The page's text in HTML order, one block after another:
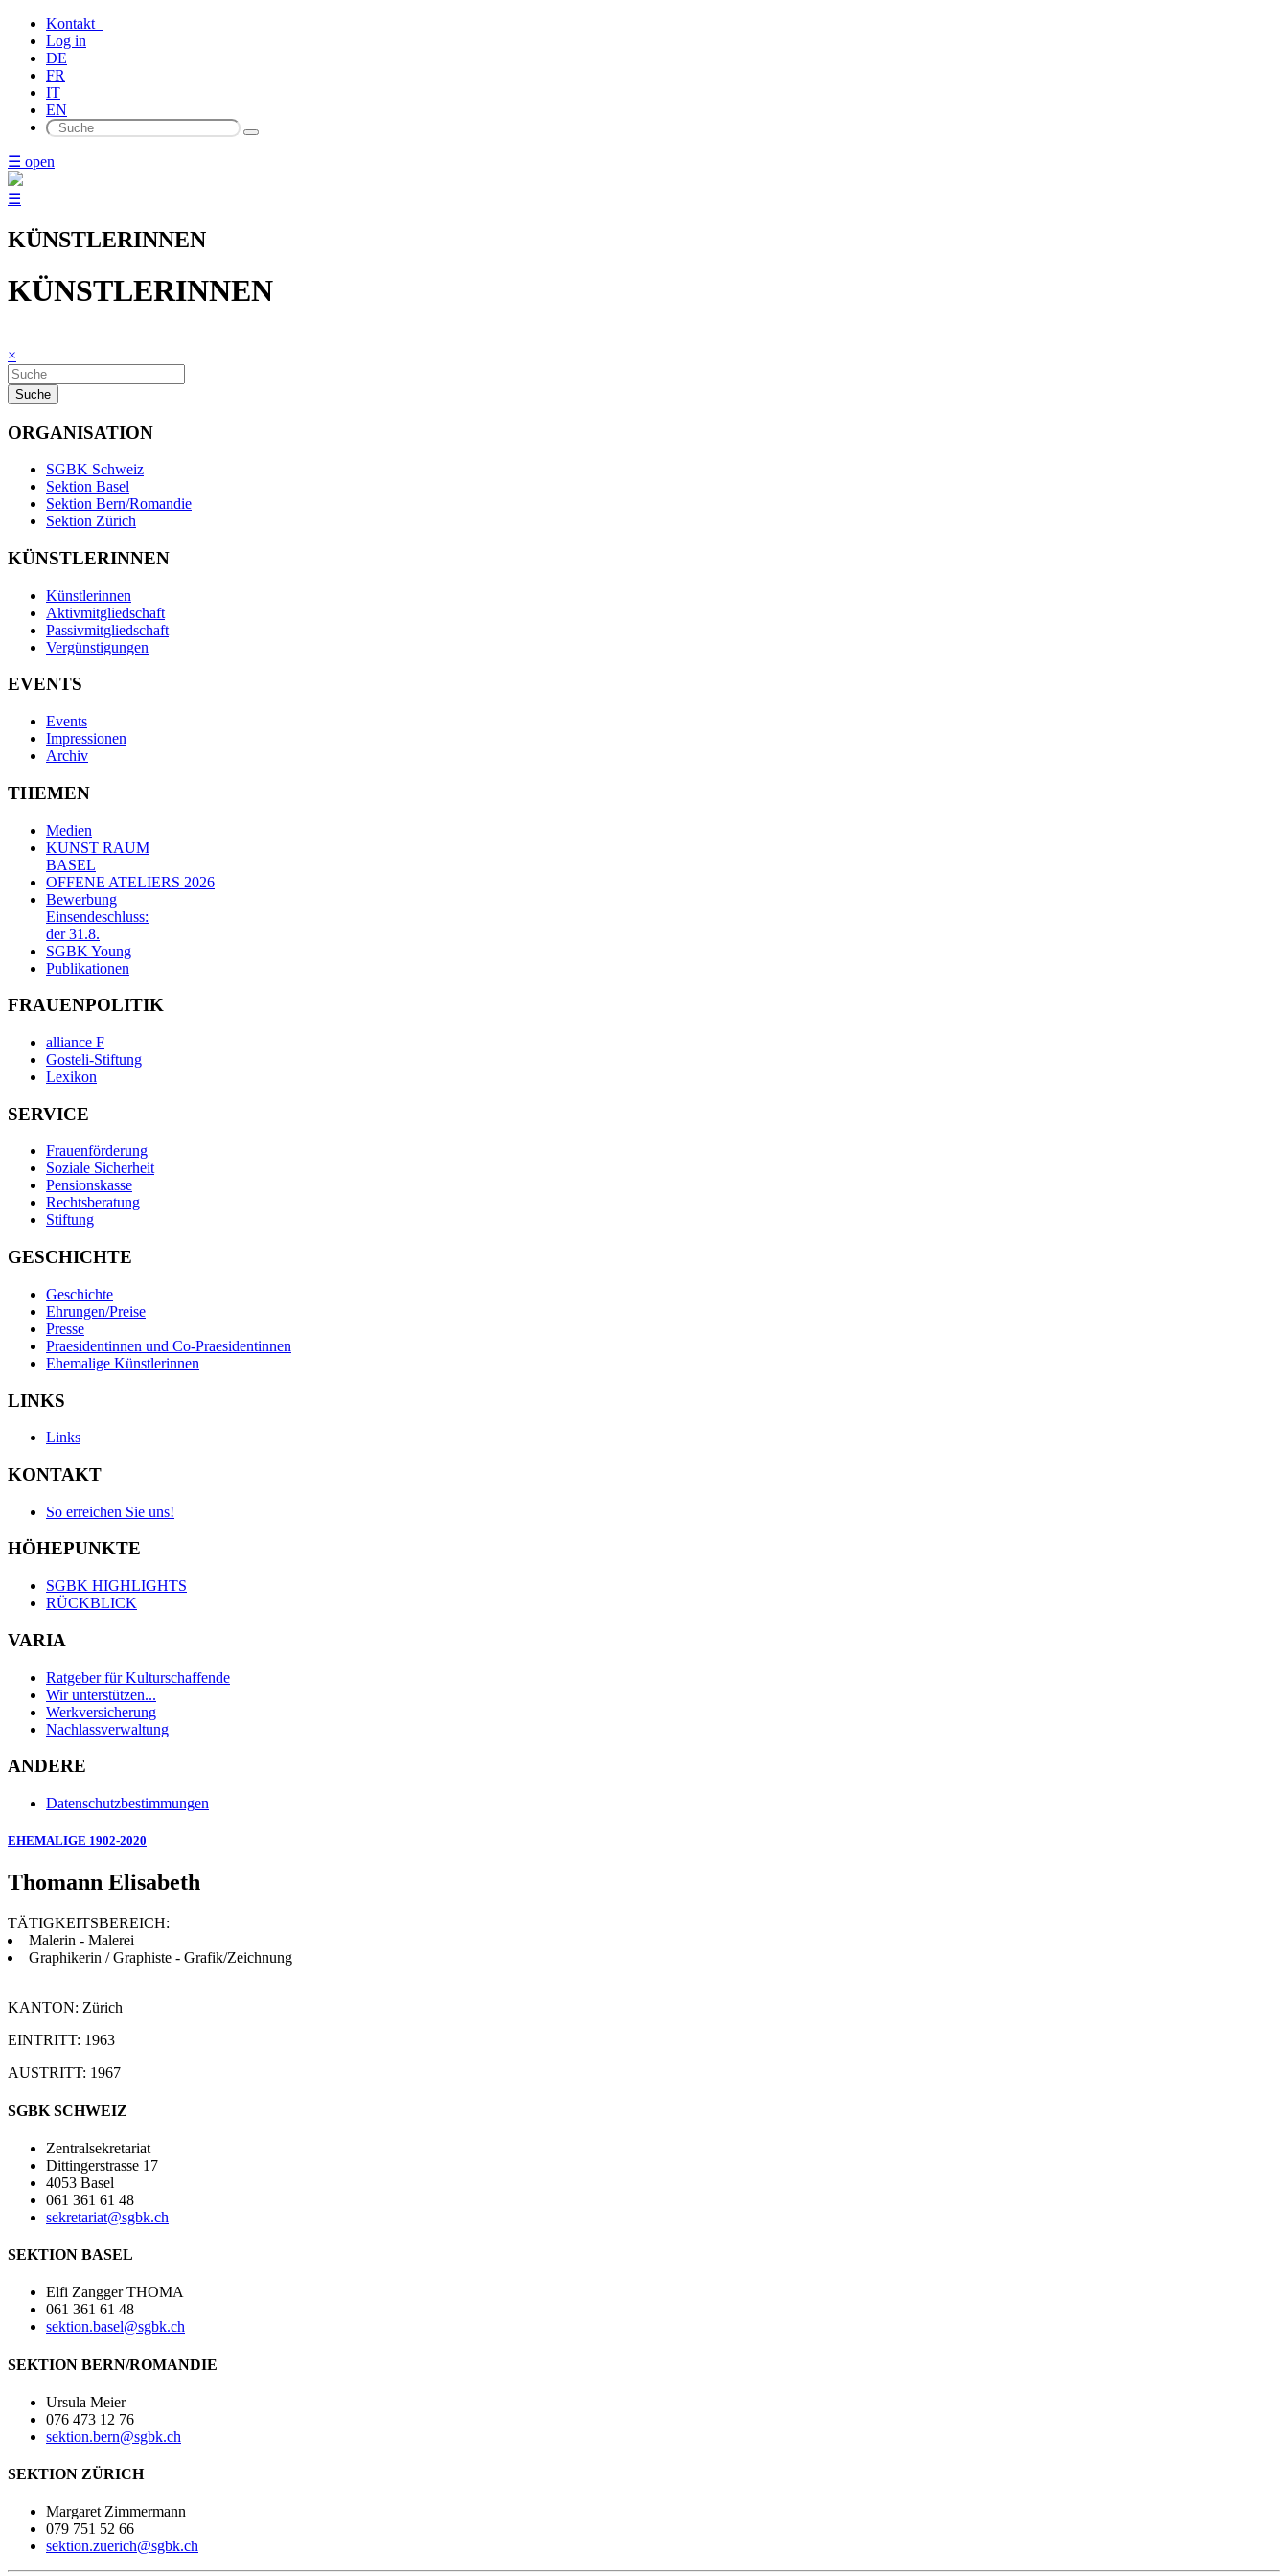
Kontakt
Log in
DE
FR
IT
EN
☰ open
☰
KÜNSTLERINNEN
KÜNSTLERINNEN
×
Suche
ORGANISATION
SGBK Schweiz
Sektion Basel
Sektion Bern/Romandie
Sektion Zürich
KÜNSTLERINNEN
Künstlerinnen
Aktivmitgliedschaft
Passivmitgliedschaft
Vergünstigungen
EVENTS
Events
Impressionen
Archiv
THEMEN
Medien
KUNST RAUM
BASEL
OFFENE ATELIERS 2026
Bewerbung
Einsendeschluss:
der 31.8.
SGBK Young
Publikationen
FRAUENPOLITIK
alliance F
Gosteli-Stiftung
Lexikon
SERVICE
Frauenförderung
Soziale Sicherheit
Pensionskasse
Rechtsberatung
Stiftung
GESCHICHTE
Geschichte
Ehrungen/Preise
Presse
Praesidentinnen und Co-Praesidentinnen
Ehemalige Künstlerinnen
LINKS
Links
KONTAKT
So erreichen Sie uns!
HÖHEPUNKTE
SGBK HIGHLIGHTS
RÜCKBLICK
VARIA
Ratgeber für Kulturschaffende
Wir unterstützen...
Werkversicherung
Nachlassverwaltung
ANDERE
Datenschutzbestimmungen
EHEMALIGE 1902-2020
Thomann Elisabeth
TÄTIGKEITSBEREICH:
Malerin - Malerei
Graphikerin / Graphiste - Grafik/Zeichnung
KANTON: Zürich
EINTRITT: 1963
AUSTRITT: 1967
SGBK SCHWEIZ
Zentralsekretariat
Dittingerstrasse 17
4053 Basel
061 361 61 48
sekretariat@sgbk.ch
SEKTION BASEL
Elfi Zangger THOMA
061 361 61 48
sektion.basel@sgbk.ch
SEKTION BERN/ROMANDIE
Ursula Meier
076 473 12 76
sektion.bern@sgbk.ch
SEKTION ZÜRICH
Margaret Zimmermann
079 751 52 66
sektion.zuerich@sgbk.ch